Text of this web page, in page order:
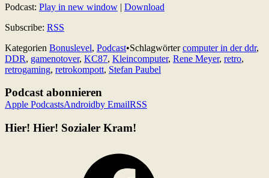
Podcast: Play in new window | Download
Subscribe: RSS
Kategorien Bonuslevel, Podcast•Schlagwörtercomputer in der ddr,
DDR, gamenotover, KC87, Kleincomputer, Rene Meyer, retro,
retrogaming, retrokompott, Stefan Paubel
Podcast abonnieren
Apple PodcastsAndroidby EmailRSS
Hier! Hier! Sozialer Kram!